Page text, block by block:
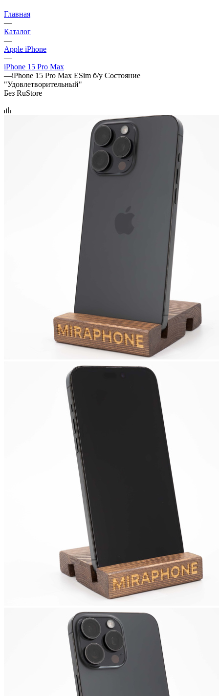
Главная
—
Каталог
—
Apple iPhone
—
iPhone 15 Pro Max
—iPhone 15 Pro Max ESim б/у Состояние
"Удовлетворительный"
Без RuStore